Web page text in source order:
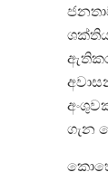
ගැන